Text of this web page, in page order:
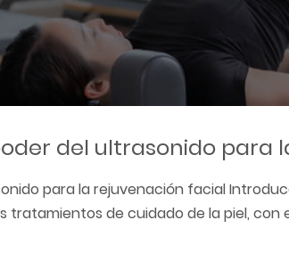
del ultrasonido para
para la rejuvenación facial
tratamientos de cuidado de la piel, con